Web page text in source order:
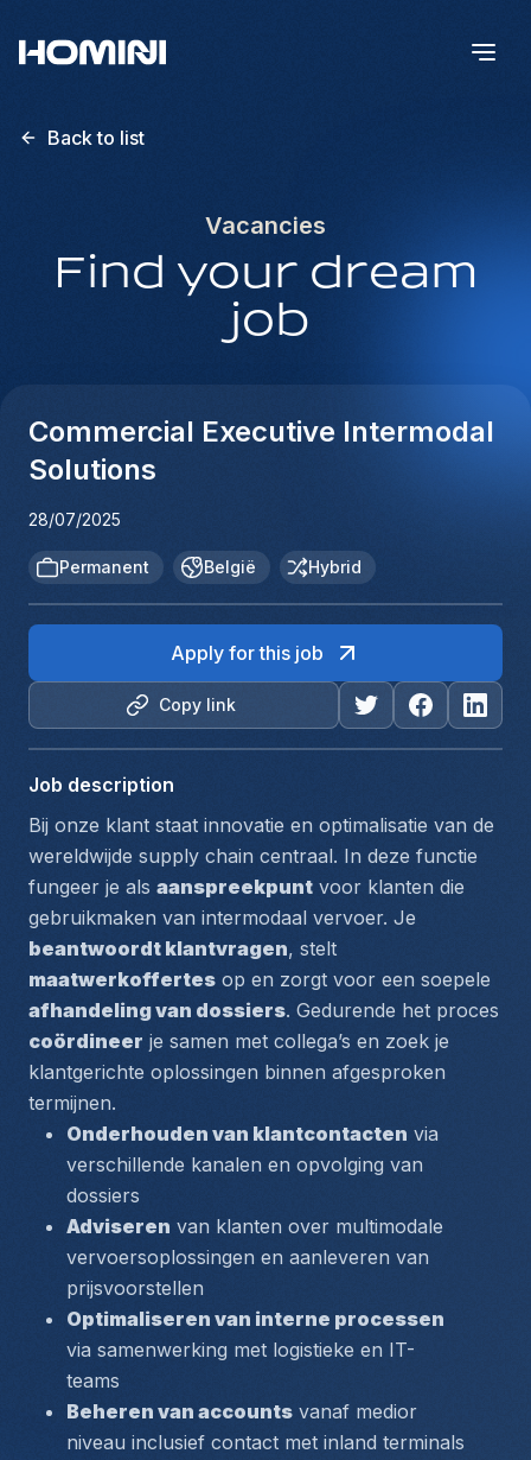
Back to list
Vacancies
Find your dream
job
Commercial Executive Intermodal
Solutions
28/07/2025
Permanent België Hybrid
Copy link
Apply for this job
Job description
Bij onze klant staat innovatie en optimalisatie van de
wereldwijde supply chain centraal. In deze functie
fungeer je als aanspreekpunt voor klanten die
beantwoordt klantvragen
maatwerkoffertes
afhandeling van dossiers
coördineer je samen met collega’s en zoek je
klantgerichte oplossingen binnen afgesproken
termijnen.
Onderhouden van klantcontacten via
verschillende kanalen en opvolging van
dossiers
Adviseren van klanten over multimodale
vervoersoplossingen en aanleveren van
prijsvoorstellen
Optimaliseren van interne processen
via samenwerking met logistieke en IT-
teams
Beheren van accounts vanaf medior
niveau inclusief contact met inland terminals